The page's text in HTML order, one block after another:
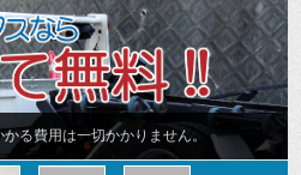
る費用は一切かかりません。